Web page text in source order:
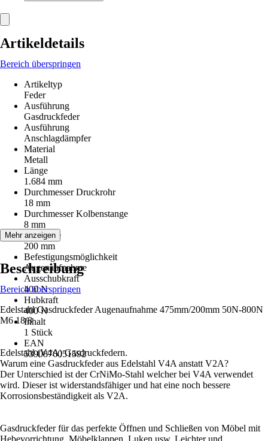
Artikeldetails
Bereich überspringen
Artikeltyp
Feder
Ausführung
Gasdruckfeder
Ausführung
Anschlagdämpfer
Material
Metall
Länge
1.684 mm
Durchmesser Druckrohr
18 mm
Durchmesser Kolbenstange
8 mm
Hublänge
200 mm
Befestigungsmöglichkeit
Augenaufnahme
Ausschubkraft
400 N
Hubkraft
400 N
Inhalt
1 Stück
EAN
5390876051592
Mehr anzeigen
Beschreibung
Bereich überspringen
Edelstahl Gasdruckfeder Augenaufnahme 475mm/200mm 50N-800N
M6 18/8
Edelstahl (V4A) Gasdruckfedern.
Warum eine Gasdruckfeder aus Edelstahl V4A anstatt V2A?
Der Unterschied ist der CrNiMo-Stahl welcher bei V4A verwendet
wird. Dieser ist widerstandsfähiger und hat eine noch bessere
Korrosionsbeständigkeit als V2A.
Gasdruckfeder für das perfekte Öffnen und Schließen von Möbel mit
Hebevorrichtung, Möbelklappen, Luken usw. Leichter und